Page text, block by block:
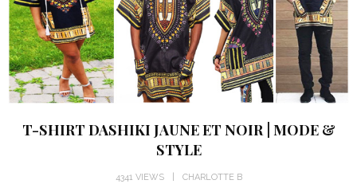
T-SHIRT DASHIKI JAUNE ET NOIR | MODE &
STYLE
4341 VIEWS CHARLOTTE B